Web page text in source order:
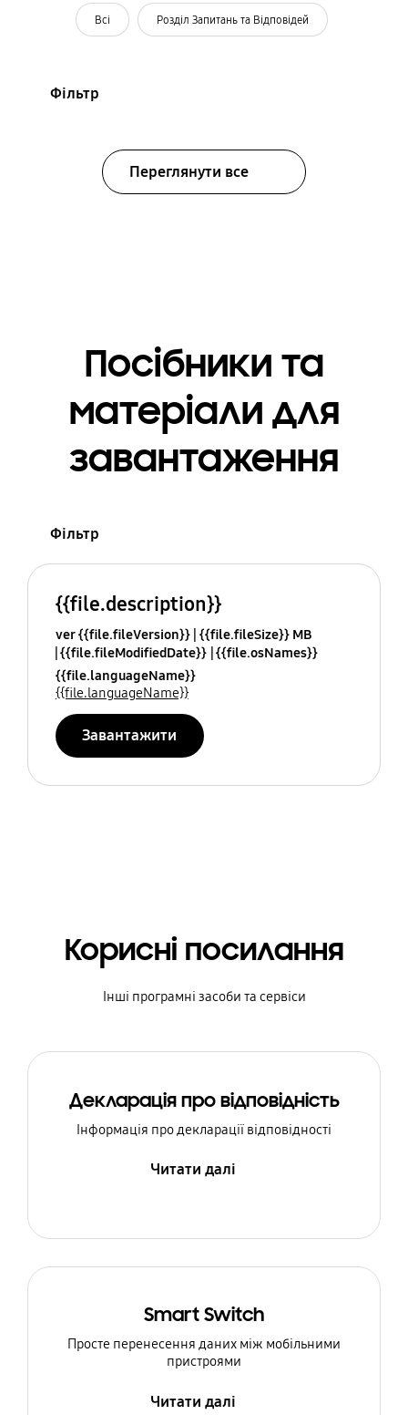
Всі Розділ Запитань та Відповідей
Фільтр
Переглянути все
Посібники та
матеріали для
завантаження
Фільтр
{{file.description}}
ver {{file.fileVersion}} {{file.fileSize}} MB
{{file.fileModifiedDate}} {{file.osNames}}
{{file.languageName}}
{{file.languageName}}
Завантажити
Корисні посилання
Інші програмні засоби та сервіси
Декларація про відповідність
Інформація про декларації відповідності
Читати далі
Smart Switch
Просте перенесення даних між мобільними
пристроями
Читати далі